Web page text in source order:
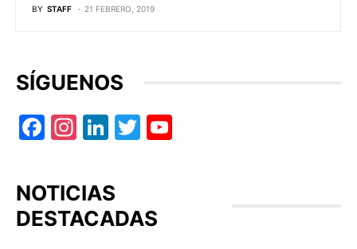
BY STAFF 21 FEBRERO, 2019
SÍGUENOS
Facebook
Instagram
LinkedIn
Twitter
NOTICIAS
DESTACADAS